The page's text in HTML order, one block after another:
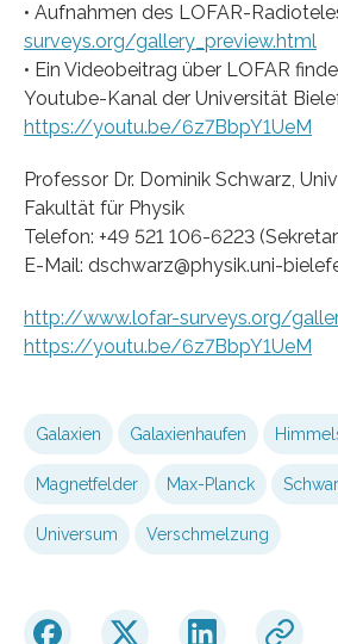
• Aufnahmen des LOFAR-
surveys.org/gallery_preview.html
• Ein Videobeitrag über LOFAR
Youtube-Kanal der Universität
https://youtu.be/6z7BbpY1UeM
Professor Dr. Dominik Schwarz,
Fakultät für Physik
Telefon: +49 521 106-6223
E-Mail: dschwarz@physik.uni-
http://www.lofar-surveys.org/
https://youtu.be/6z7BbpY1UeM
Galaxien Galaxienhaufen
Magnetfelder Max-Planck
Universum Verschmelzung